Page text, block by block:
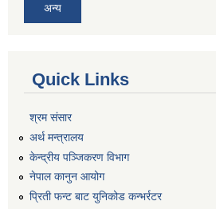
अन्य
Quick Links
श्रम संसार
अर्थ मन्त्रालय
केन्द्रीय पञ्जिकरण विभाग
नेपाल कानुन आयोग
प्रिती फन्ट बाट युनिकोड कन्भर्रटर